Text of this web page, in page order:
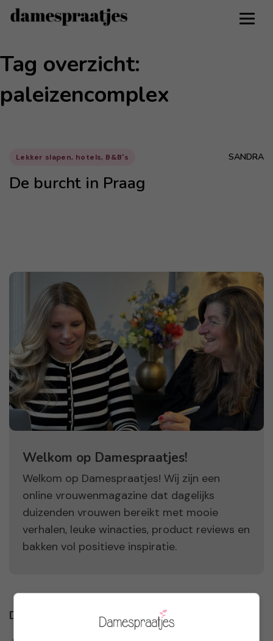
Tag overzicht:
paleizencomplex
Lekker slapen, hotels, B&B's SANDRA
De burcht in Praag
Welkom op Damespraatjes!
Welkom op Damespraatjes! Wij zijn een
online vrouwenmagazine dat dagelijks
duizenden vrouwen bereikt met mooie
verhalen, leuke winacties, product reviews en
bakken vol positieve inspiratie.
Damespraatjes op